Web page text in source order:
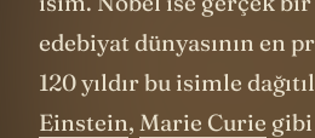
edebiyat dünyasının en
120 yıldır bu isimle
Einstein, Marie Curie